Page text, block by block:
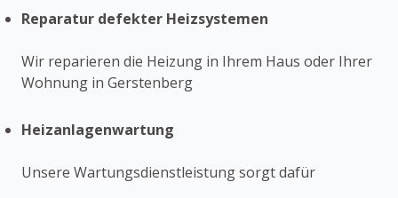
Reparatur defekter Heizsystemen
Wir reparieren die Heizung in Ihrem Haus oder Ihrer
Wohnung in Gerstenberg
Heizanlagenwartung
Unsere Wartungsdienstleistung sorgt dafür